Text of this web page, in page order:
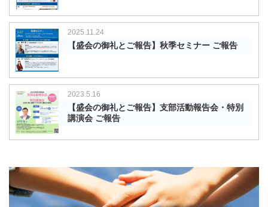
2025.11.24
【盛会の御礼とご報告】秋季セミナー ご報告
2023.5.16
【盛会の御礼とご報告】支部活動報告会・特別
講演会 ご報告